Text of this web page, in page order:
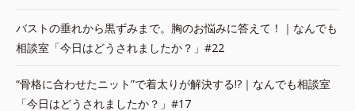
バストの垂れから黒ずみまで。胸のお悩みに答えて！｜なんでも
相談室「今日はどうされましたか？」#22
“骨格に合わせたニット”で着太りが解決する!?｜なんでも相談室
「今日はどうされましたか？」#17